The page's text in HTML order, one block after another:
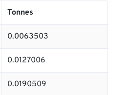
Tonnes
0.0063503
0.0127006
0.0190509